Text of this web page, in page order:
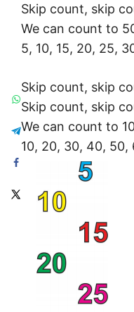
Skip count, skip
We can count to
5, 10, 15, 20, 25,
Skip count, skip
Skip count, skip
We can count to
10, 20, 30, 40, 50,